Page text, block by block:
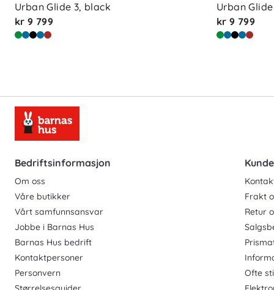
Urban Glide 3, black
kr 9 799
Urban
kr 9 799
Bedriftsinformasjon
Om oss
Våre butikker
Vårt samfunnsansvar
Jobbe i Barnas Hus
Barnas Hus bedrift
Kontaktpersoner
Personvern
Frakt
Retur
Ofte